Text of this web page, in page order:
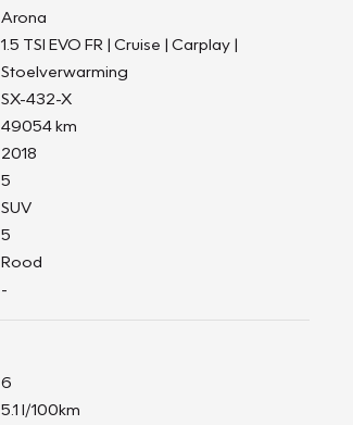
Arona
1.5 TSI EVO FR | Cruise | Carplay |
Stoelverwarming
SX-432-X
49054 km
2018
5
SUV
5
Rood
-
6
5.1 l/100km